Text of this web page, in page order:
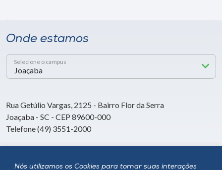
Nós utilizamos os Cookies para tornar suas interações
Onde estamos
Selecione o campus
Rua Getúlio Vargas, 2125 - Bairro Flor da Serra
Joaçaba - SC - CEP 89600-000
Telefone (49) 3551-2000
Siga a Unoesc